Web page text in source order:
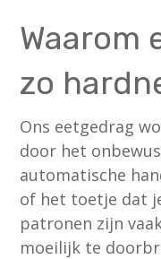
Waarom
zo
Ons eetgedrag
door het
automatische
of het toetje dat
patronen zijn
moeilijk te